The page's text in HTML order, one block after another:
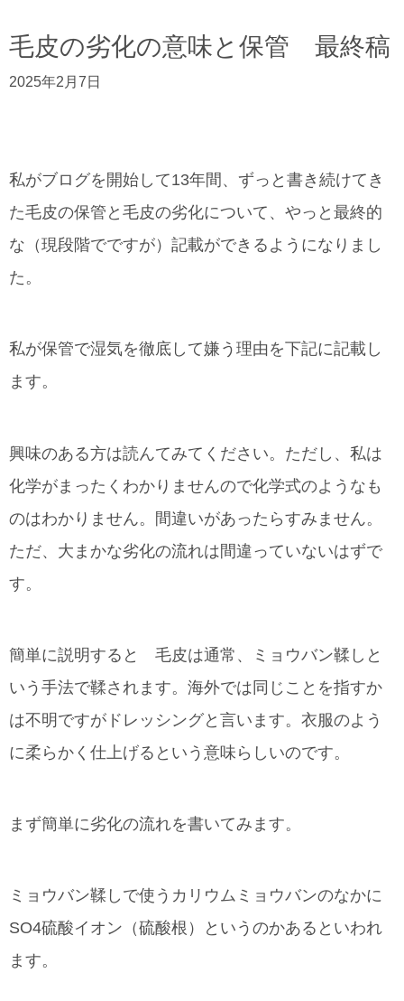
毛皮の劣化の意味と保管 最終稿
2025年2月7日
私がブログを開始して13年間、ずっと書き続けてき
た毛皮の保管と毛皮の劣化について、やっと最終的
な（現段階でですが）記載ができるようになりまし
た。
私が保管で湿気を徹底して嫌う理由を下記に記載し
ます。
興味のある方は読んてみてください。ただし、私は
化学がまったくわかりませんので化学式のようなも
のはわかりません。間違いがあったらすみません。
ただ、大まかな劣化の流れは間違っていないはずで
す。
簡単に説明すると 毛皮は通常、ミョウバン鞣しと
いう手法で鞣されます。海外では同じことを指すか
は不明ですがドレッシングと言います。衣服のよう
に柔らかく仕上げるという意味らしいのです。
まず簡単に劣化の流れを書いてみます。
ミョウバン鞣しで使うカリウムミョウバンのなかに
SO4硫酸イオン（硫酸根）というのかあるといわれ
ます。